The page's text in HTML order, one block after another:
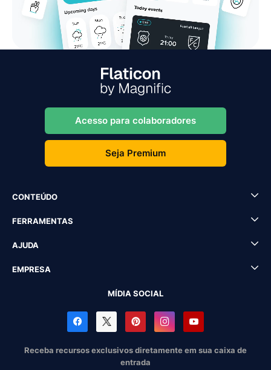
Acesso para colaboradores
Seja Premium
CONTEÚDO
FERRAMENTAS
AJUDA
EMPRESA
MÍDIA SOCIAL
Receba recursos exclusivos diretamente em sua caixa de
entrada